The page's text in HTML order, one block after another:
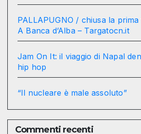
PALLAPUGNO / chiusa la
A Banca d’Alba – Targatocn.it
Jam On It: il viaggio di Napal
hip hop
“Il nucleare è male assoluto”
Commenti recenti